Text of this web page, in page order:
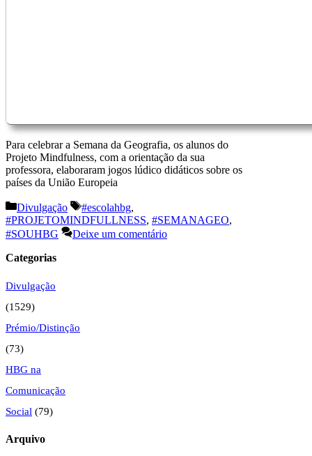
Para celebrar a Semana da Geografia, os alunos do
Projeto Mindfulness, com a orientação da sua
professora, elaboraram jogos lúdico didáticos sobre os
países da União Europeia
Categorias
Divulgação Etiquetas
#escolahbg,
#PROJETOMINDFULLNESS, #SEMANAGEO,
#SOUHBG
Deixe um comentário
Categorias
Divulgação
(1529)
Prémio/Distinção
(73)
HBG na
Comunicação
Social (79)
Arquivo